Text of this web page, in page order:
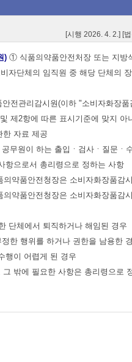
[시행 2026. 4. 2.] [
) ① 식품의약품안전처장 또는 지방
자단체의 임직원 중 해당 단체의
전관리감시원(이하 "소비자화장
제2항에 따른 표시기준에 맞지
한 자료 제공
무원이 하는 출입ㆍ검사ㆍ질문ㆍ
항으로서 총리령으로 정하는 사항
약품안전청장은 소비자화장품감
약품안전청장은 소비자화장품감
단체에서 퇴직하거나 해임된 경우
한 행위를 하거나 권한을 남용한
행이 어렵게 된 경우
밖에 필요한 사항은 총리령으로